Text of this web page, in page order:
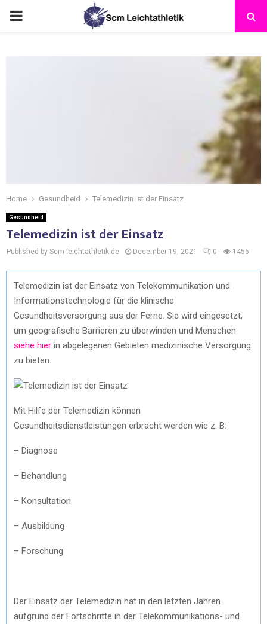
Home Gesundheid Telemedizin ist der Einsatz
Gesundheid
Telemedizin ist der Einsatz
Published by Scm-leichtathletik.de December 19, 2021 0 1456
Telemedizin ist der Einsatz von Telekommunikation und
Informationstechnologie für die klinische
Gesundheitsversorgung aus der Ferne. Sie wird eingesetzt,
um geografische Barrieren zu überwinden und Menschen
siehe hier in abgelegenen Gebieten medizinische Versorgung
zu bieten.
Mit Hilfe der Telemedizin können
Gesundheitsdienstleistungen erbracht werden wie z. B:
– Diagnose
– Behandlung
– Konsultation
– Ausbildung
– Forschung
Der Einsatz der Telemedizin hat in den letzten Jahren
aufgrund der Fortschritte in der Telekommunikations- und